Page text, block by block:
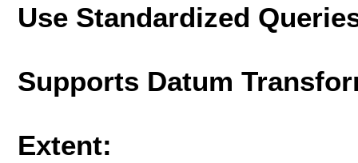
Use Standardized
Supports Datum
Extent: